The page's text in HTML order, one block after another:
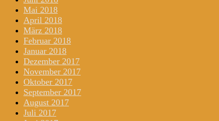
Mai 2018
April 2018
März 2018
Februar 2018
Januar 2018
Dezember 2017
November 2017
Oktober 2017
September 2017
August 2017
Juli 2017